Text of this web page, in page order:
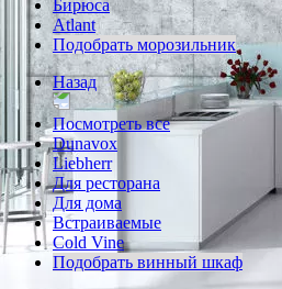
Бирюса
Atlant
Подобрать морозильник
Назад
Посмотреть все
Dunavox
Liebherr
Для ресторана
Для дома
Встраиваемые
Cold Vine
Подобрать винный шкаф